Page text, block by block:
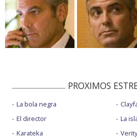
PROXIMOS
La bola negra
El director
Karateka
La
Verity